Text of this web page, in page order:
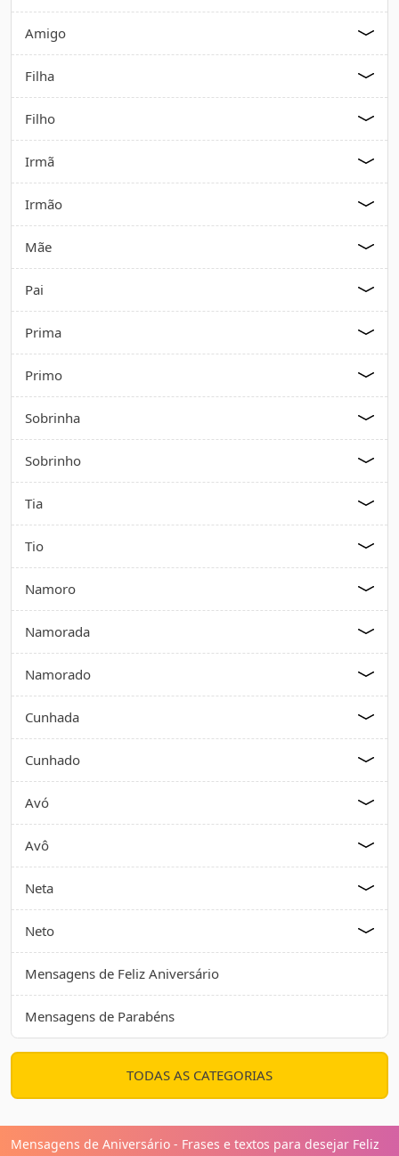
Amigo
Filha
Filho
Irmã
Irmão
Mãe
Pai
Prima
Primo
Sobrinha
Sobrinho
Tia
Tio
Namoro
Namorada
Namorado
Cunhada
Cunhado
Avó
Avô
Neta
Neto
Mensagens de Feliz Aniversário
Mensagens de Parabéns
TODAS AS CATEGORIAS
Mensagens de Aniversário - Frases e textos para desejar Feliz